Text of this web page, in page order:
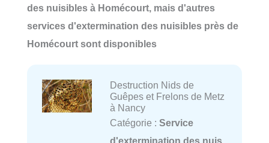
des nuisibles à Homécourt, mais d'autres
services d'extermination des nuisibles près de
Homécourt sont disponibles
Destruction Nids de
Guêpes et Frelons de Metz
à Nancy
Catégorie : Service
d'extermination des nuis